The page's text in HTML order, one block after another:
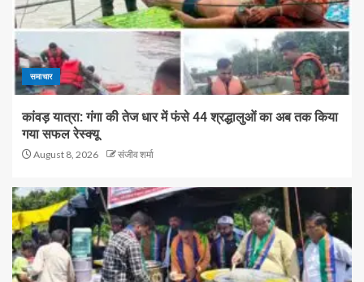
समाचार
कांवड़ यात्रा: गंगा की तेज धार में फंसे 44 श्रद्धालुओं का अब तक किया
गया सफल रेस्क्यू
August 8, 2026 संजीव शर्मा